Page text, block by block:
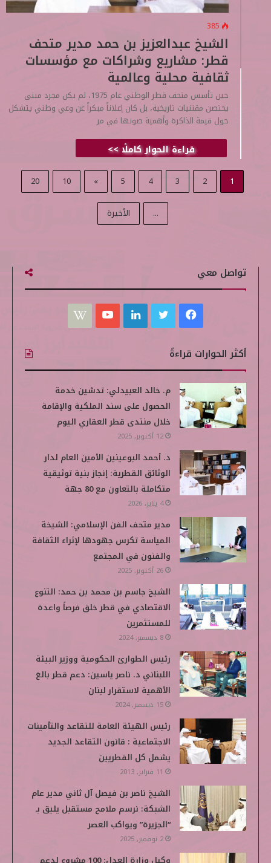
385
الشيخ عبدالعزيز بن حمد مدير متحف
قطر: مشاريع وشراكات مع مؤسسات
ثقافية محلية وعالمية
حين تأسس متحف قطر الوطني عام 1975، لم يكن مجرد مبنى
يحتضن مقتنيات تاريخية، بل كان إعلاناً مبكراً عن وعي وطني يتشكل
حول قيمة الذاكرة وأهمية صونها في مر
قراءة الحوار كاملًا >>
1
2
3
4
5
»
10
20
... الأخيرة
تواصل معي
س
ب
و
ت
ر
ك
د
إ
ن
ي
و
i
p
d
i
أكثر الحوارات قراءةً
م. خالد العبيدلي: تدشين خدمة
الحصول على سند الملكية والإقامة
خلال منتدى قطر العقاري اليوم
12 أكتوبر, 2025
د. أحمد البوعينين الأمين العام لدار
الوثائق القطرية: إنجاز بنية توثيقية
متكاملة بالتعاون مع 80 جهة
4 يناير, 2026
مدير متحف الفن الإسلامي: الشيخة
المياسة تكرس جهودها لإثراء الثقافة
والفنون في المجتمع
26 أكتوبر, 2025
الشيخ جاسم بن محمد بن حمد: التنوع
الاقتصادي في قطر خلق فرصاً واعدة
للمستثمرين
8 ديسمبر, 2024
رئيس الطوارئ الحكومية ووزير البيئة
اللبناني د. ناصر ياسين: دعم قطر بالغ
الأهمية لاستقرار لبنان
15 ديسمبر, 2024
رئيس الهيئة العامة للتقاعد والتأمينات
الاجتماعية : قانون التقاعد الجديد
يشمل كل القطريين
11 فبراير, 2013
الشيخ ناصر بن فيصل آل ثاني مدير عام
الشبكة: نرسم ملامح مستقبل يليق بـ
“الجزيرة” ويواكب العصر
2 نوفمبر, 2025